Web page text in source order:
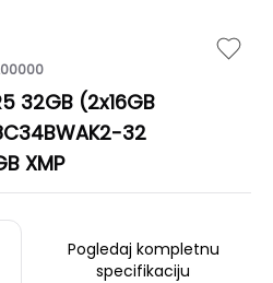
32GB (2x16GB
32
XMP
Pogledaj kompletnu
specifikaciju